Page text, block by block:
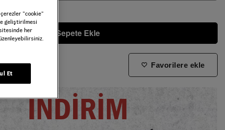
Sepete Ekle
ne zaman tekrar stoklara gireceğini bilmek istiyorum
Favorilere ekle
İNDİRİM
”cookie”
geliştirilmesi
her
Et